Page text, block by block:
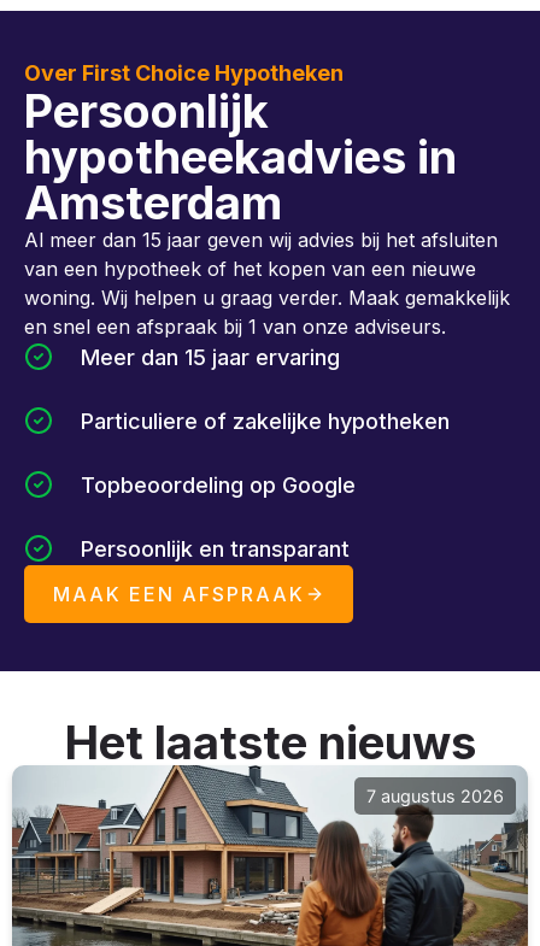
Over First Choice Hypotheken
Persoonlijk
hypotheekadvies in
Amsterdam
Al meer dan 15 jaar geven wij advies bij het afsluiten
van een hypotheek of het kopen van een nieuwe
woning. Wij helpen u graag verder. Maak gemakkelijk
en snel een afspraak bij 1 van onze adviseurs.
Meer dan 15 jaar ervaring
Particuliere of zakelijke hypotheken
Topbeoordeling op Google
Persoonlijk en transparant
MAAK EEN AFSPRAAK
Het laatste nieuws
7 augustus 2026